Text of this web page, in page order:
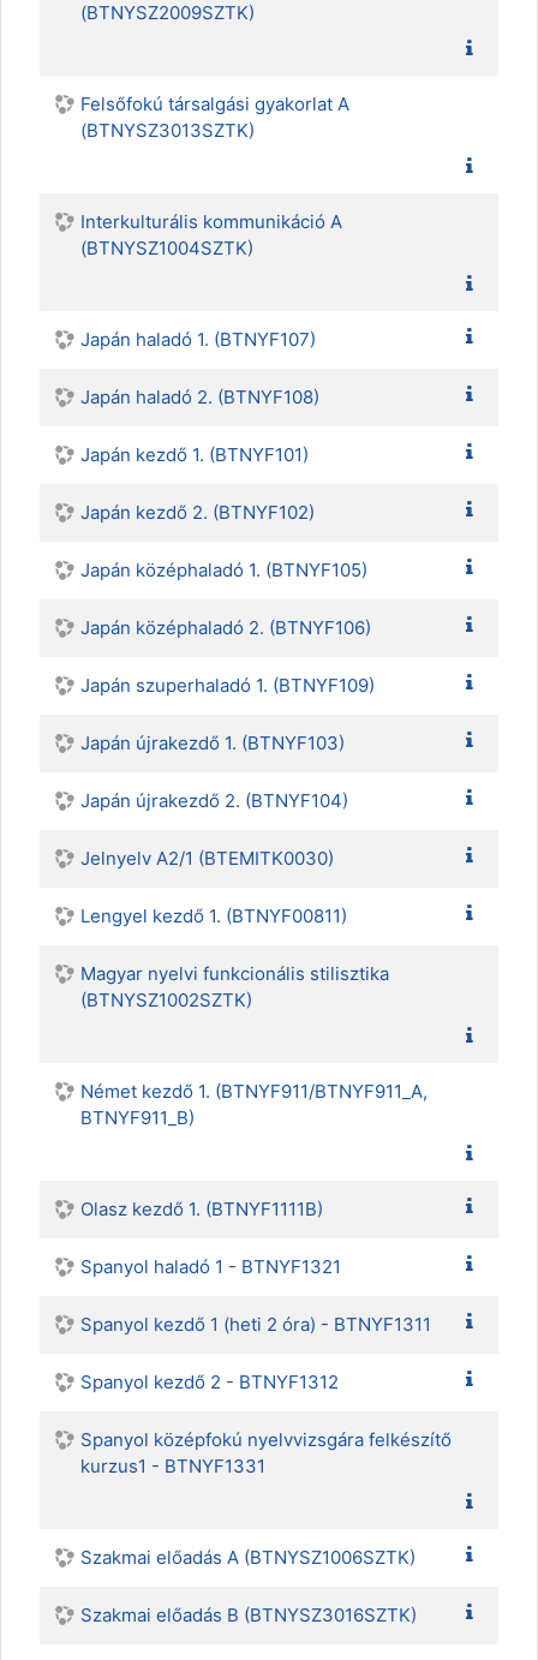
(BTNYSZ2009SZTK)
Felsőfokú társalgási gyakorlat A
(BTNYSZ3013SZTK)
Interkulturális kommunikáció A
(BTNYSZ1004SZTK)
Japán haladó 1. (BTNYF107)
Japán haladó 2. (BTNYF108)
Japán kezdő 1. (BTNYF101)
Japán kezdő 2. (BTNYF102)
Japán középhaladó 1. (BTNYF105)
Japán középhaladó 2. (BTNYF106)
Japán szuperhaladó 1. (BTNYF109)
Japán újrakezdő 1. (BTNYF103)
Japán újrakezdő 2. (BTNYF104)
Jelnyelv A2/1 (BTEMITK0030)
Lengyel kezdő 1. (BTNYF00811)
Magyar nyelvi funkcionális stilisztika
(BTNYSZ1002SZTK)
Német kezdő 1. (BTNYF911/BTNYF911_A,
BTNYF911_B)
Olasz kezdő 1. (BTNYF1111B)
Spanyol haladó 1 - BTNYF1321
Spanyol kezdő 1 (heti 2 óra) - BTNYF1311
Spanyol kezdő 2 - BTNYF1312
Spanyol középfokú nyelvvizsgára felkészítő
kurzus1 - BTNYF1331
Szakmai előadás A (BTNYSZ1006SZTK)
Szakmai előadás B (BTNYSZ3016SZTK)